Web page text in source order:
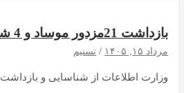
بازداشت 21مزدور موساد و 4 شرور عضو باندهای مسلح شرارت در استان کرمان
مرداد ۱۵, ۱۴۰۵ تسنیم
وزارت اطلاعات از شناسایی و بازداشت 21مزدور موساد و 4 شرور عضو باندهای مسلح شرارت در…